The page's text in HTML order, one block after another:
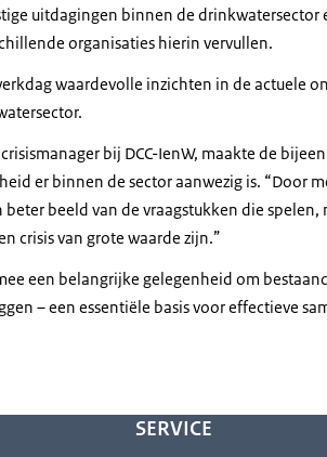
uitdagingen binnen de drinkwatersector
organisaties hierin vervullen.
waardevolle inzichten in de actuele
bij DCC-IenW, maakte de
er binnen de sector aanwezig is. “Door
beeld van de vraagstukken die spelen,
crisis van grote waarde zijn.”
een belangrijke gelegenheid om
– een essentiële basis voor effectieve
SERVICE